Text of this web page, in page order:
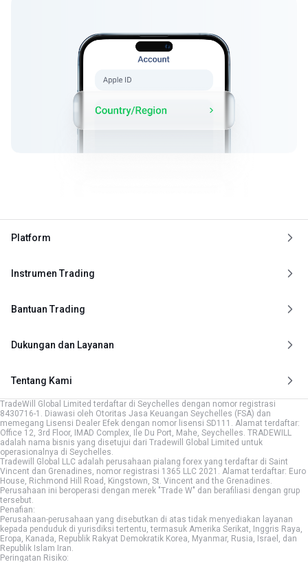
Platform
Instrumen Trading
Bantuan Trading
Dukungan dan Layanan
Tentang Kami
TradeWill Global Limited terdaftar di Seychelles dengan nomor registrasi
8430716-1. Diawasi oleh Otoritas Jasa Keuangan Seychelles (FSA) dan
memegang Lisensi Dealer Efek dengan nomor lisensi SD111. Alamat terdaftar:
Office 12, 3rd Floor, IMAD Complex, Ile Du Port, Mahe, Seychelles. TRADEWILL
adalah nama bisnis yang disetujui dari Tradewill Global Limited untuk
operasionalnya di Seychelles.
Tradewill Global LLC adalah perusahaan pialang forex yang terdaftar di Saint
Vincent dan Grenadines, nomor registrasi 1365 LLC 2021. Alamat terdaftar: Euro
House, Richmond Hill Road, Kingstown, St. Vincent and the Grenadines.
Perusahaan ini beroperasi dengan merek "Trade W" dan berafiliasi dengan grup
tersebut.
Penafian:
Perusahaan-perusahaan yang disebutkan di atas tidak menyediakan layanan
kepada penduduk di yurisdiksi tertentu, termasuk Amerika Serikat, Inggris Raya,
Eropa, Kanada, Republik Rakyat Demokratik Korea, Myanmar, Rusia, Israel, dan
Republik Islam Iran.
Peringatan Risiko: